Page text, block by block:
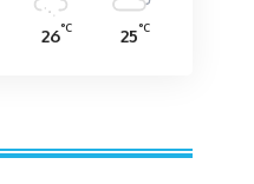
26°C 25°C